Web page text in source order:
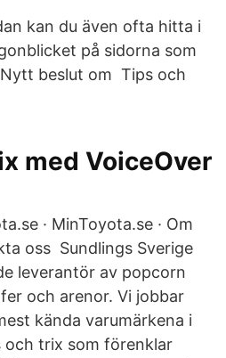
kan du även ofta hitta i
på sidorna som
beslut om Tips och
med VoiceOver
· MinToyota.se · Om
oss Sundlings Sverige
leverantör av popcorn
och arenor. Vi jobbar
kända varumärkena i
och trix som förenklar